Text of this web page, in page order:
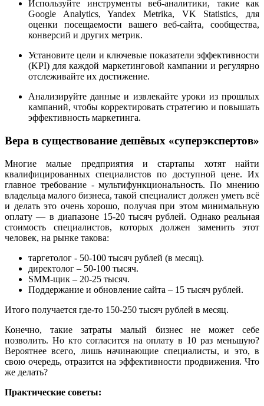
Используйте инструменты веб-аналитики, такие как
Google Analytics, Yandex Metrika, VK Statistics, для
оценки посещаемости вашего веб-сайта, сообщества,
конверсий и других метрик.
Установите цели и ключевые показатели эффективности
(KPI) для каждой маркетинговой кампании и регулярно
отслеживайте их достижение.
Анализируйте данные и извлекайте уроки из прошлых
кампаний, чтобы корректировать стратегию и повышать
эффективность маркетинга.
Вера в существование дешёвых «суперэкспертов»
Многие малые предприятия и стартапы хотят найти
квалифицированных специалистов по доступной цене. Их
главное требование - мультифункциональность. По мнению
владельца малого бизнеса, такой специалист должен уметь всё
и делать это очень хорошо, получая при этом минимальную
оплату — в диапазоне 15-20 тысяч рублей. Однако реальная
стоимость специалистов, которых должен заменить этот
человек, на рынке такова:
таргетолог - 50-100 тысяч рублей (в месяц).
директолог – 50-100 тысяч.
SMM-щик – 20-25 тысяч.
Поддержание и обновление сайта – 15 тысяч рублей.
Итого получается где-то 150-250 тысяч рублей в месяц.
Конечно, такие затраты малый бизнес не может себе
позволить. Но кто согласится на оплату в 10 раз меньшую?
Вероятнее всего, лишь начинающие специалисты, и это, в
свою очередь, отразится на эффективности продвижения. Что
же делать?
Практические советы: